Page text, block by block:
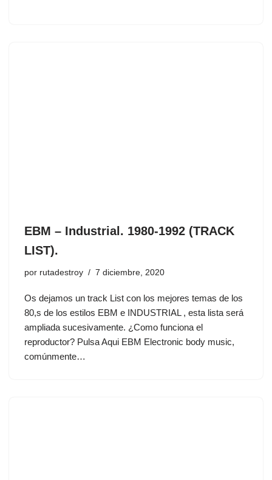
EBM – Industrial. 1980-1992 (TRACK
LIST).
por rutadestroy 7 diciembre, 2020
Os dejamos un track List con los mejores temas de los
80,s de los estilos EBM e INDUSTRIAL , esta lista será
ampliada sucesivamente. ¿Como funciona el
reproductor? Pulsa Aqui EBM Electronic body music,
comúnmente…